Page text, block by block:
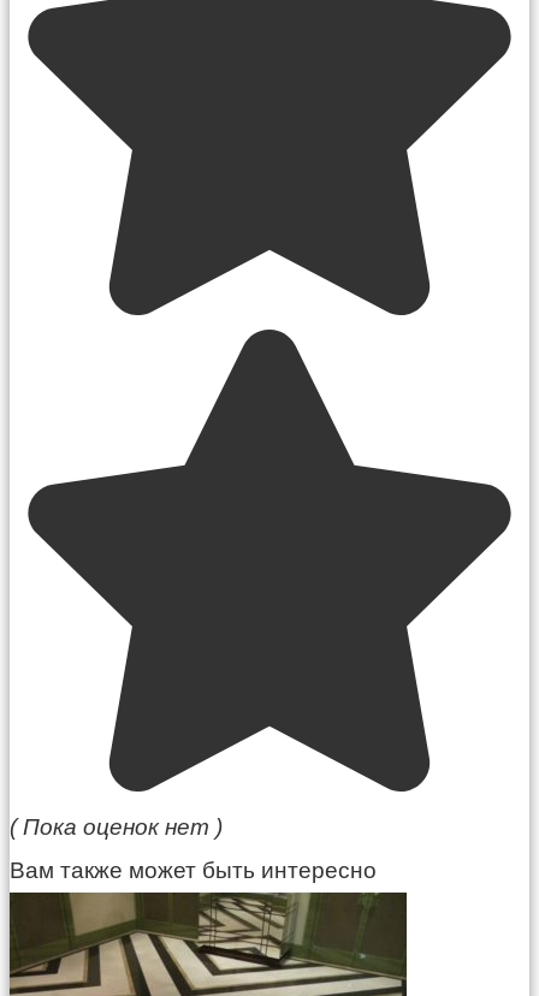
( Пока оценок нет )
Вам также может быть интересно